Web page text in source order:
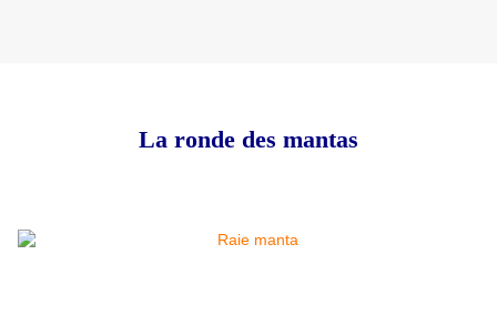
La ronde des mantas